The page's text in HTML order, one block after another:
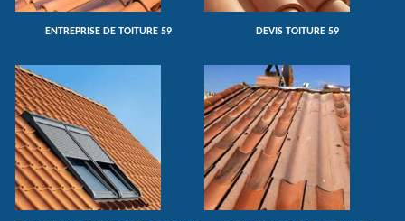
ENTREPRISE DE TOITURE 59 DEVIS TOITURE 59